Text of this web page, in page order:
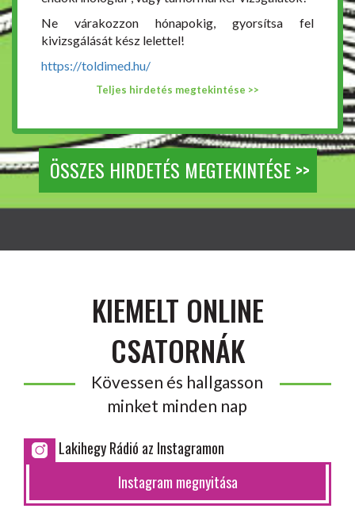
Ne várakozzon hónapokig, gyorsítsa fel
kivizsgálását kész lelettel!
https://toldimed.hu/
Teljes hirdetés megtekintése >>
ÖSSZES HIRDETÉS MEGTEKINTÉSE >>
KIEMELT ONLINE
CSATORNÁK
Kövessen és hallgasson
minket minden nap
Lakihegy Rádió az Instagramon
Instagram megnyitása